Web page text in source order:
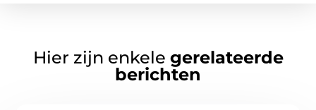
Hier zijn enkele gerelateerde
berichten